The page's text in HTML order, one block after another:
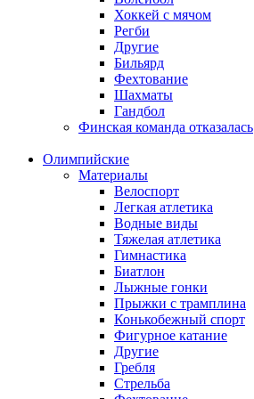
Хоккей с мячом
Регби
Другие
Бильярд
Фехтование
Шахматы
Гандбол
Финская команда отказалась
Олимпийские
Материалы
Велоспорт
Легкая атлетика
Водные виды
Тяжелая атлетика
Гимнастика
Биатлон
Лыжные гонки
Прыжки с трамплина
Конькобежный спорт
Фигурное катание
Другие
Гребля
Стрельба